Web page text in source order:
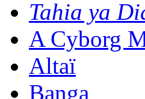
Tahia ya
A Cyborg
Altaï
Banga